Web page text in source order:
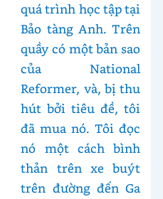
quá trình học tập tại
Bảo tàng Anh. Trên
quầy có một bản sao
của National
Reformer, và, bị thu
hút bởi tiêu đề, tôi
đã mua nó. Tôi đọc
nó một cách bình
thản trên xe buýt
trên đường đến Ga